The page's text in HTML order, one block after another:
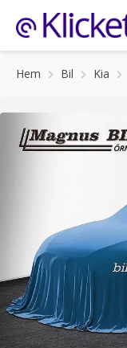
Hem Bil Kia